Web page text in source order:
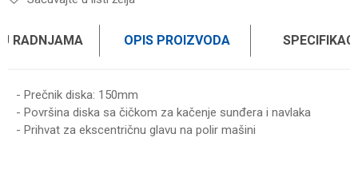
RADNJAMA OPIS PROIZVODA
- Prečnik diska: 150mm
- Površina diska sa čičkom za kačenje sunđera i navlaka
- Prihvat za ekscentričnu glavu na polir mašini